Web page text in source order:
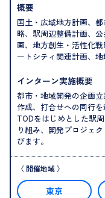
概要
国土・広域地方計画、
略、駅周辺整備計画、
画、地方創生・活性化
ートシティ関連計画、
インターン実施概要
都市・地域開発の企画
作成、打合せへの同行を
TODをはじめとした駅
り組み、開発プロジェ
びます。
東京